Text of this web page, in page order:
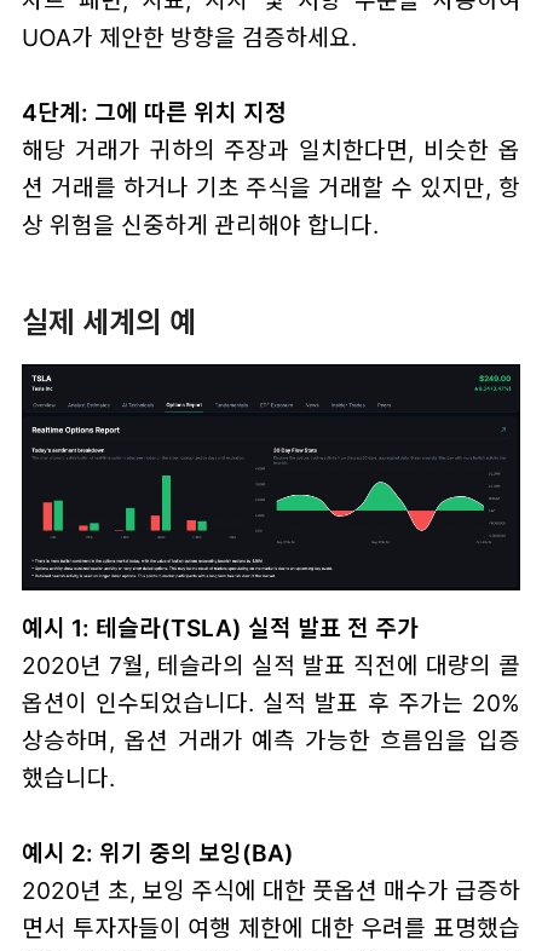
UOA가 제안한 방향을 검증하세요.
4단계: 그에 따른 위치 지정
해당 거래가 귀하의 주장과 일치한다면, 비슷한 옵
션 거래를 하거나 기초 주식을 거래할 수 있지만, 항
상 위험을 신중하게 관리해야 합니다.
실제 세계의 예
예시 1: 테슬라(TSLA) 실적 발표 전 주가
2020년 7월, 테슬라의 실적 발표 직전에 대량의 콜
옵션이 인수되었습니다. 실적 발표 후 주가는 20%
상승하며, 옵션 거래가 예측 가능한 흐름임을 입증
했습니다.
예시 2: 위기 중의 보잉(BA)
2020년 초, 보잉 주식에 대한 풋옵션 매수가 급증하
면서 투자자들이 여행 제한에 대한 우려를 표명했습